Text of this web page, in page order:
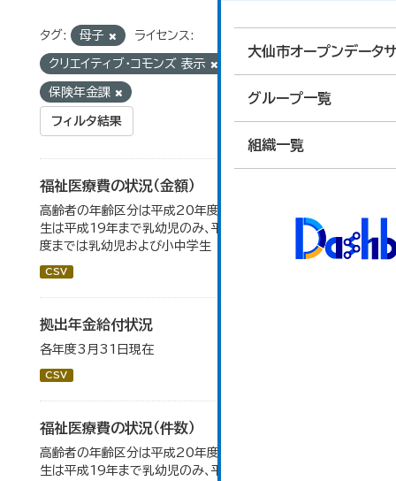
大仙市オープンデータ
グループ一覧
組織一覧
タグ: 母子 ライセンス:
クリエイティブ・コモンズ 表示
保険年金課
フィルタ結果
福祉医療費の状況（金額）
高齢者の年齢区分は平成20年度から変更 乳幼児・小中高
生は平成19年まで乳幼児のみ、平成20年度から令和元年
度までは乳幼児および小中学生
CSV
拠出年金給付状況
各年度3月31日現在
CSV
福祉医療費の状況（件数）
高齢者の年齢区分は平成20年度から変更 乳幼児・小中高
生は平成19年まで乳幼児のみ、平成20年度から令和元年